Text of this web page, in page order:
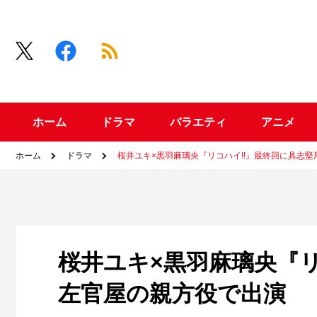
ホーム ドラマ バラエティ アニメ
ホーム ドラマ 桜井ユキ×黒羽麻璃央『リコハイ!!』最終回に具志
桜井ユキ×黒羽麻璃央『
左官屋の親方役で出演